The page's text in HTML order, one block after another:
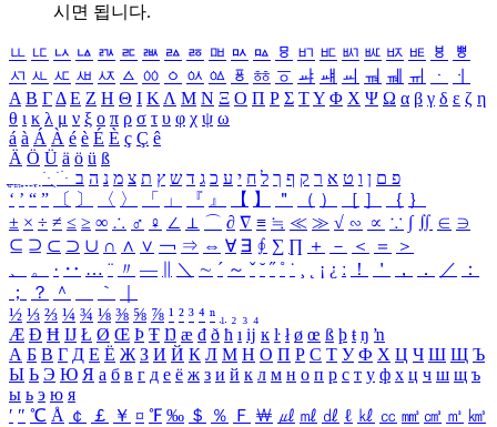
시면 됩니다.
ㅥ ㅦ ㅧ ㅨ ㅩ ㅪ ㅫ ㅬ ㅭ ㅮ ㅯ ㅰ ㅱ ㅲ ㅳ ㅴ ㅵ ㅶ ㅷ ㅸ
ㅹ
ㅺ ㅻ ㅼ ㅽ ㅾ ㅿ ㆀ ㆁ ㆂ ㆃ ㆄ ㆅ ㆆ ㆇ ㆈ ㆉ ㆊ ㆋ ㆌ ㆍ
ㆎ
Α Β ΓΔ Ε Ζ Η Θ Ι ΚΛ Μ Ν Ξ Ο Π Ρ Σ ΤΥ Φ Χ Ψ Ω α β γ δ ε ζ η
θ ι κ λ μ ν ξ ο π ρ σ τ υ φ χ ψ ω
á à Á À é è É È ç Ç ê
Ä Ö Ü ä ö ü ß
ִֶֹ ֻּ ׁׂ פ ם ן ו ט א ר ק ף ך ל ח י ע כ ג ד ש ץ ת צ מ נ ה ב
‘ ’ “ ” 〔 〕 〈 〉 「 」 『 』 【 】 ＂ （ ） ［ ］ ｛ ｝
± × ÷ ≠ ≤ ≥ ∞ ∴ ♂ ♀ ∠ ⊥ ⌒ ∂ ∇ ≡ ≒ ≪ ≫ √ ∽ ∝ ∵ ∫ ∬ ∈ ∋
⊆ ⊇ ⊂ ⊃ ∪ ∩ ∧ ∨ ￢ ⇒ ⇔ ∀ ∃ ∮ ∑ ∏ ＋ － ＜ ＝
＞
、
。 · ‥ … ¨ 〃 ― ＼ ∼ ´ ～ ˇ ˘ ˝ ˚ ˙ ¸ ¡ ¿ ː ！ ＇ ， ． ／
：
；
？ ＾ ｀
½ ⅓ ⅔ ¼ ¾ ⅛ ⅜ ⅝ ⅞ ¹ ² ³ ⁴ ⁿ ₁ ₂ ₃ ₄
Æ Ð Ħ Ĳ Ł Ø Œ Þ Ŧ Ŋ æ đ ð ħ ı ĳ ĸ ŀ ł ø œ ß þ ŧ ŋ ŉ
А Б В Г Д Е Ё Ж З И Й К Л М Н О П Р С Т У Ф Х Ц Ч Ш Щ Ъ
Ы Ь Э Ю Я а б в г д е ё ж з и й к л м н о п р с т у ф х ц ч ш щ ъ
ы ь э ю я
′ ″ ℃ Å ￠ ￡ ￥ ¤ ℉ ‰ ＄ ％ Ｆ ￦ ㎕ ㎖ ㎗ ℓ ㎘ ㏄ ㎣ ㎤ ㎥ ㎦